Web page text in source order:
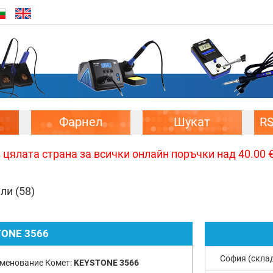
Фарнел Шукат
страна за всички онлайн поръчки над
(58)
3566
Комет: KEYSTONE 3566 София